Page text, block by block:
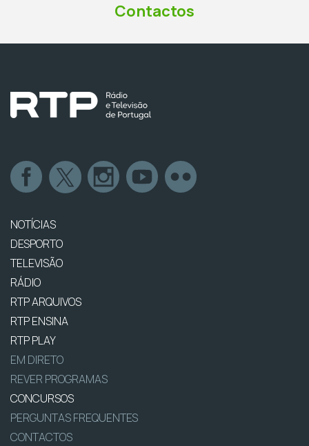
Contactos
NOTÍCIAS
DESPORTO
TELEVISÃO
RÁDIO
RTP ARQUIVOS
RTP ENSINA
RTP PLAY
EM DIRETO
REVER PROGRAMAS
CONCURSOS
PERGUNTAS FREQUENTES
CONTACTOS